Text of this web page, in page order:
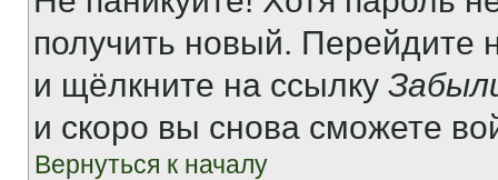
получить новый. Перейдите
и щёлкните на ссылку
и скоро вы снова сможете
Вернуться к началу